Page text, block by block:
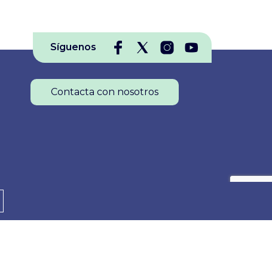
Síguenos
Contacta con nosotros